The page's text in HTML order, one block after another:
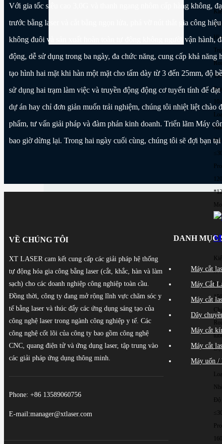
Độ
Độ
Với gia tốc siêu cao 3,0G và thanh ngang nhôm cấp hàng không,
trước bằng laser và cắt bằng ngọn lửa, phá vỡ nút thắt gia công
không đuôi và sản xuất hoàn toàn tự động không người vận hành,
động, dễ sử dụng trong ba ngày, đa chức năng, cung cấp khả
tạo hình hai mặt khi hàn một mặt cho tấm dày từ 3 đến 25mm, độ
sử dụng hai trạm làm việc và truyền động động cơ tuyến tính để
dự án hay chỉ đơn giản muốn trải nghiệm, chúng tôi nhiệt liệt
phẩm, tư vấn giải pháp và đàm phán kinh doanh. Triển lãm Máy
bao giờ dừng lại. Trong hai ngày cuối cùng, chúng tôi sẽ đợi bạn
VỀ CHÚNG TÔI
XT LASER cam kết cung cấp các giải pháp hệ thống
tự động hóa gia công bằng laser (cắt, khắc, hàn và làm
sạch) cho các doanh nghiệp công nghiệp toàn cầu.
Đồng thời, công ty đang mở rộng lĩnh vực chăm sóc y
tế bằng laser và thúc đẩy các ứng dụng sáng tạo của
công nghệ laser trong ngành công nghiệp y tế. Các
công nghệ cốt lõi của công ty bao gồm công nghệ
CNC, quang điện tử và ứng dụng laser, tập trung vào
các giải pháp ứng dụng thông minh.
Phone: +86 13589060756
E-mail:manager@xtlaser.com
DANH MỤC
Máy cắt
Máy Cắt
Máy cắt
Dây
Máy cắt
Máy cắt
Máy uốn /